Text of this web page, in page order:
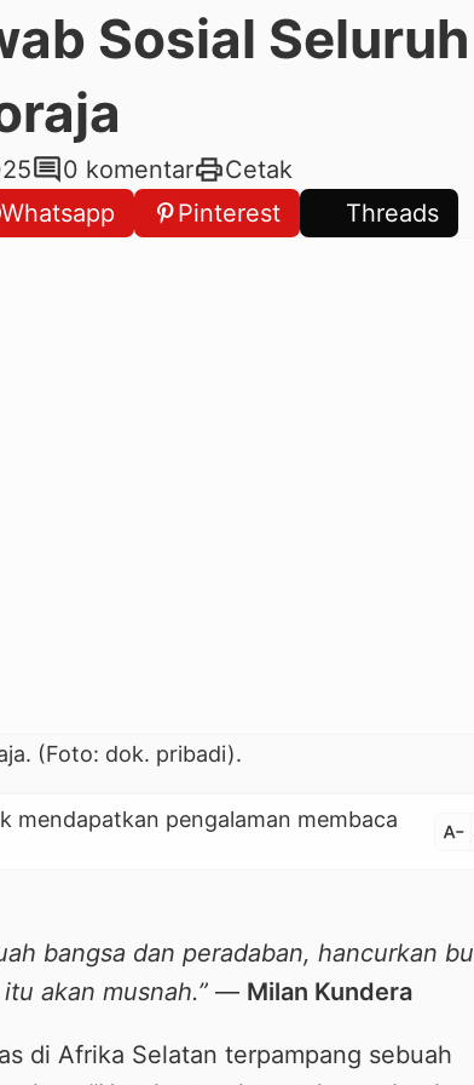
Sosial Seluruh
comment0 komentarprintCetak
Whatsapp Pinterest Threads
(Foto: dok. pribadi).
mendapatkan pengalaman membaca
text_decrease
bangsa dan peradaban, hancurkan
akan musnah.” ― Milan Kundera
di Afrika Selatan terpampang sebuah